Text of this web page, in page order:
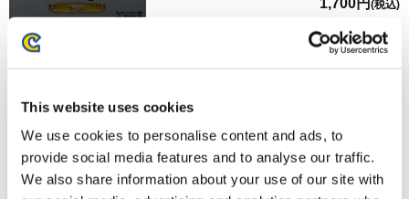
This website uses cookies
We use cookies to personalise content and ads, to
provide social media features and to analyse our traffic.
We also share information about your use of our site with
1,700円 (税込)
モンスターハンター20周年-大狩猟展- アクリルスタンド／